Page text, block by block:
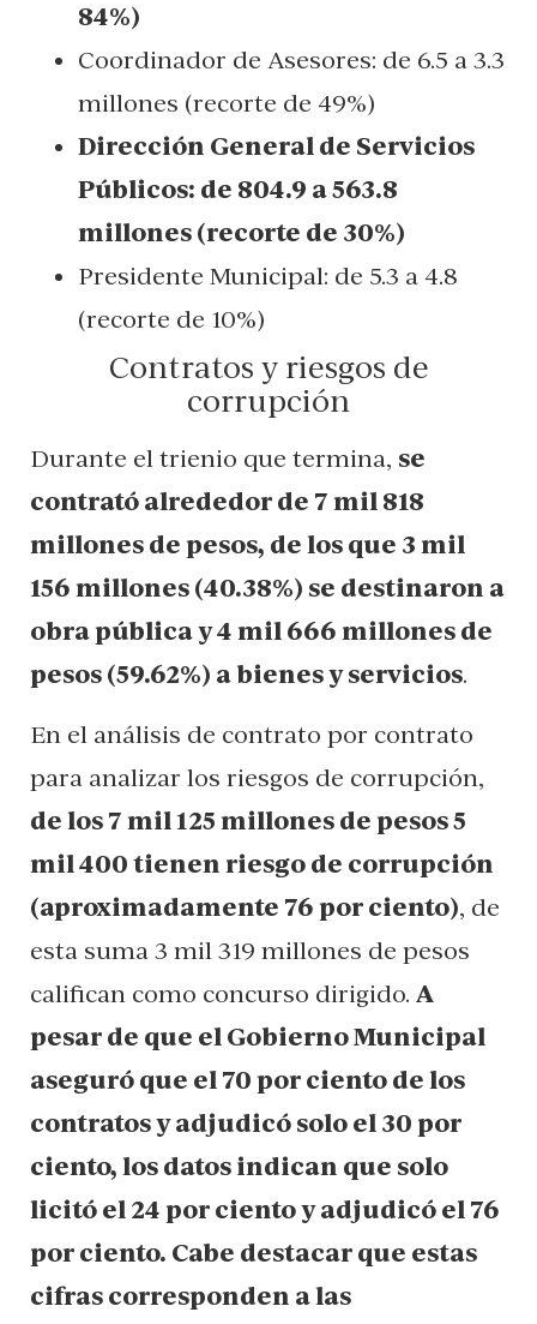
84%)
Coordinador de Asesores: de 6.5 a 3.3
millones (recorte de 49%)
Dirección General de Servicios
Públicos: de 804.9 a 563.8
millones (recorte de 30%)
Presidente Municipal: de 5.3 a 4.8
(recorte de 10%)
Contratos y riesgos de
corrupción
Durante el trienio que termina, se
contrató alrededor de 7 mil 818
millones de pesos, de los que 3 mil
156 millones (40.38%) se destinaron a
obra pública y 4 mil 666 millones de
pesos (59.62%) a bienes y servicios.
En el análisis de contrato por contrato
para analizar los riesgos de corrupción,
de los 7 mil 125 millones de pesos 5
mil 400 tienen riesgo de corrupción
(aproximadamente 76 por ciento), de
esta suma 3 mil 319 millones de pesos
califican como concurso dirigido. A
pesar de que el Gobierno Municipal
aseguró que el 70 por ciento de los
contratos y adjudicó solo el 30 por
ciento, los datos indican que solo
licitó el 24 por ciento y adjudicó el 76
por ciento. Cabe destacar que estas
cifras corresponden a las